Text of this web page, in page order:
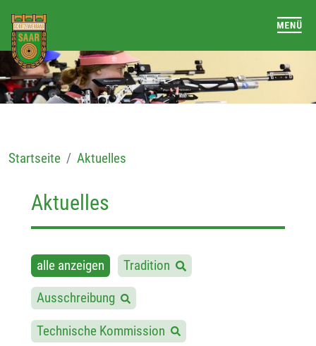
Startseite Aktuelles
Aktuelles
alle anzeigen Tradition
Ausschreibung
Technische Kommission